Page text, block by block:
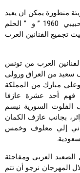
متطورة يمكن ان يعيد
للأذهان نجاحات الاوبيراتات القديمة “وطني حبيبي 1960 ” و ” الحلم
العربي 2008 ” من حيث تجميع الفنانين العرب
العرب من تونس
سعيد من العراق ورولى
مبارك من المملكة
فهم أحد عشرة عازفا
الفلوت السورية نيسم
بجانب عازف الكمان
إلي معلوف وخمس
العربي ومفاجئة
المهرجان نرجو أن تتم